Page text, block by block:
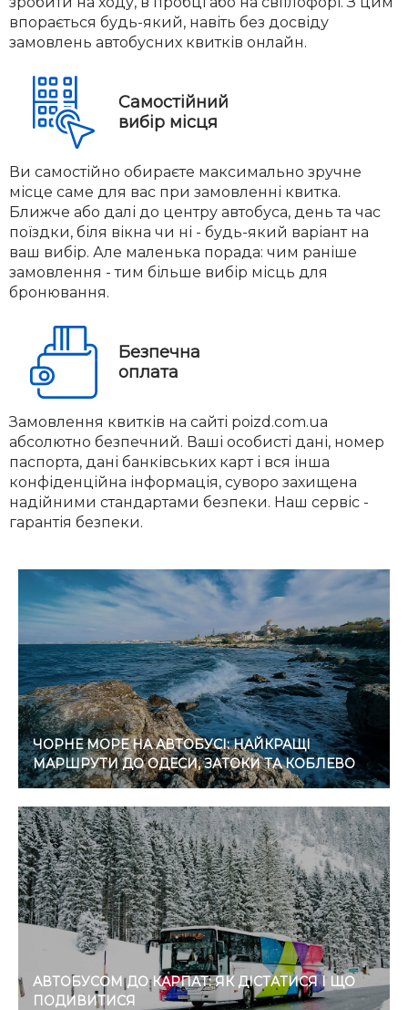
впорається будь-який, навіть без досвіду
замовлень автобусних квитків онлайн.
Самостійний
вибір місця
Ви самостійно обираєте максимально зручне
місце саме для вас при замовленні квитка.
Ближче або далі до центру автобуса, день та час
поїздки, біля вікна чи ні - будь-який варіант на
ваш вибір. Але маленька порада: чим раніше
замовлення - тим більше вибір місць для
бронювання.
Безпечна
оплата
Замовлення квитків на сайті poizd.com.ua
абсолютно безпечний. Ваші особисті дані, номер
паспорта, дані банківських карт і вся інша
конфіденційна інформація, суворо захищена
надійними стандартами безпеки. Наш сервіс -
гарантія безпеки.
ЧОРНЕ МОРЕ НА АВТОБУСІ: НАЙКРАЩІ
МАРШРУТИ ДО ОДЕСИ, ЗАТОКИ ТА КОБЛЕВО
АВТОБУСОМ ДО КАРПАТ: ЯК ДІСТАТИСЯ І ЩО
ПОДИВИТИСЯ